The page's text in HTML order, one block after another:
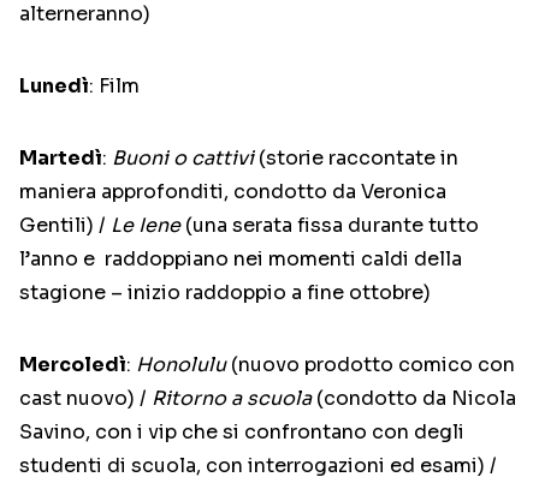
alterneranno)
Lunedì: Film
Martedì: Buoni o cattivi(storie raccontate in
maniera approfonditi, condotto da Veronica
Gentili) / Le Iene(una serata fissa durante tutto
l’anno e raddoppiano nei momenti caldi della
stagione – inizio raddoppio a fine ottobre)
Mercoledì: Honolulu(nuovo prodotto comico con
cast nuovo) / Ritorno a scuola(condotto da Nicola
Savino, con i vip che si confrontano con degli
studenti di scuola, con interrogazioni ed esami) /